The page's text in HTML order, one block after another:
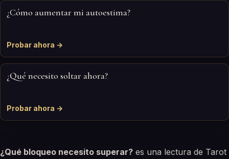
¿Cómo aumentar mi autoestima?
Probar ahora →
¿Qué necesito soltar ahora?
Probar ahora →
¿Qué bloqueo necesito superar? es una lectura de Tarot